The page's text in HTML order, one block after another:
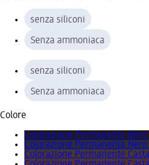
senza siliconi
Senza ammoniaca
senza siliconi
Senza ammoniaca
Colore
Colorazione Permanente
Colorazione Permanente Nero
Colorazione Permanente